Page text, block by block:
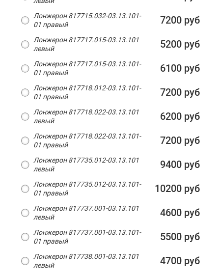
Лонжерон 817715.032-03.13.101-
01 правый
7200 руб
Лонжерон 817717.015-03.13.101
левый
5200 руб
Лонжерон 817717.015-03.13.101-
01 правый
6100 руб
Лонжерон 817718.012-03.13.101-
01 правый
7200 руб
Лонжерон 817718.022-03.13.101
левый
6200 руб
Лонжерон 817718.022-03.13.101-
01 правый
7200 руб
Лонжерон 817735.012-03.13.101
левый
9400 руб
Лонжерон 817735.012-03.13.101-
01 правый
10200 руб
Лонжерон 817737.001-03.13.101
левый
4600 руб
Лонжерон 817737.001-03.13.101-
01 правый
5500 руб
Лонжерон 817738.001-03.13.101
левый
4700 руб